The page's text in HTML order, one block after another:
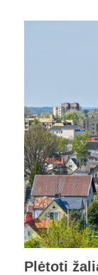
Plėtoti